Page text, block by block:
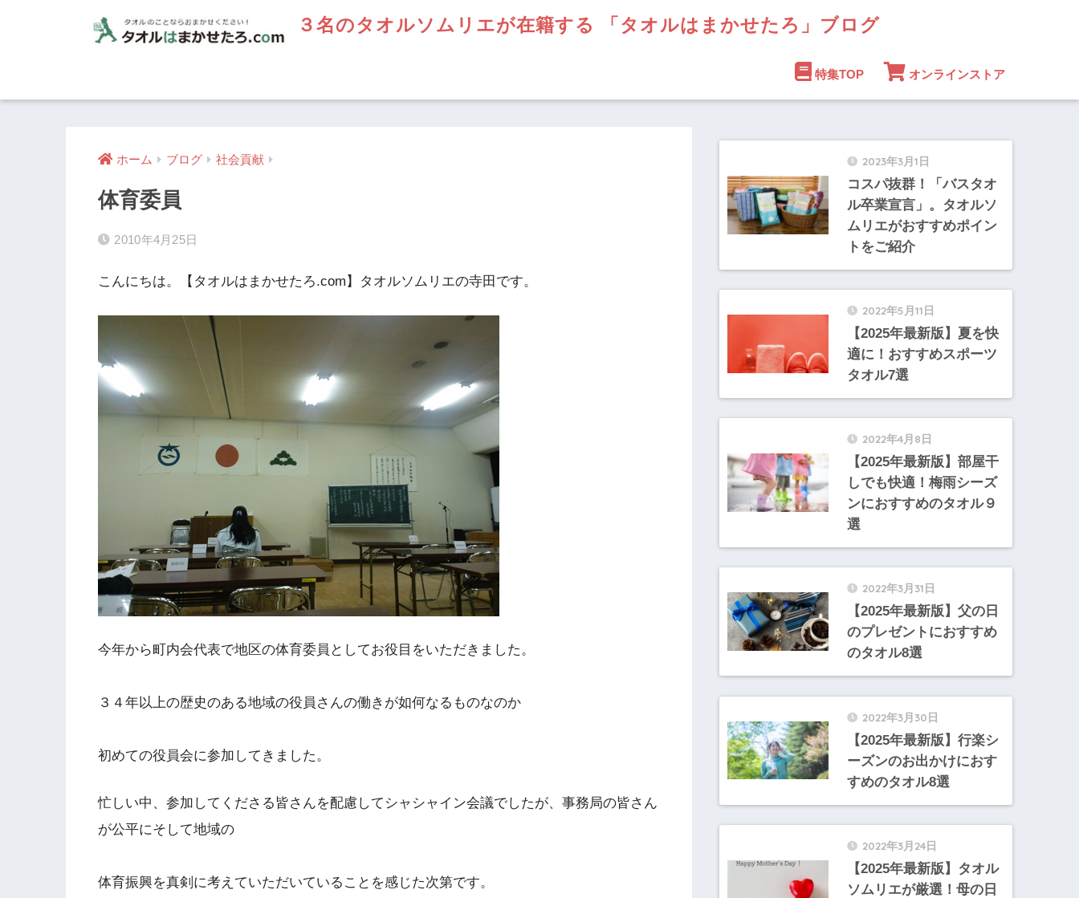
３名のタオルソムリエが在籍する 「タオルはまかせたろ」ブログ
特集TOP オンラインストア
ホーム ブログ 社会貢献
体育委員
2010年4月25日
こんにちは。【タオルはまかせたろ.com】タオルソムリエの寺田です。
今年から町内会代表で地区の体育委員としてお役目をいただきました。
３４年以上の歴史のある地域の役員さんの働きが如何なるものなのか
初めての役員会に参加してきました。
忙しい中、参加してくださる皆さんを配慮してシャシャイン会議でしたが、事務局の皆さん
が公平にそして地域の
体育振興を真剣に考えていただいていることを感じた次第です。
2023年3月1日
コスパ抜群！「バスタオ
ル卒業宣言」。タオルソ
ムリエがおすすめポイン
トをご紹介
2022年5月11日
【2025年最新版】夏を快
適に！おすすめスポーツ
タオル7選
2022年4月8日
【2025年最新版】部屋干
しでも快適！梅雨シーズ
ンにおすすめのタオル９
選
2022年3月31日
【2025年最新版】父の日
のプレゼントにおすすめ
のタオル8選
2022年3月30日
【2025年最新版】行楽シ
ーズンのお出かけにおす
すめのタオル8選
2022年3月24日
【2025年最新版】タオル
ソムリエが厳選！母の日